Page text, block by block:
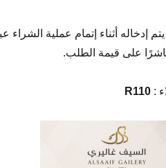
أثناء إتمام عملية الشراء
:
R110